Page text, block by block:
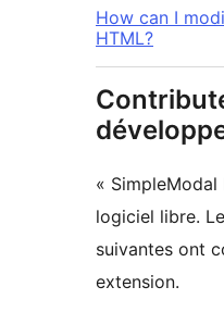
How can I
HTML?
«
logiciel libre.
suivantes ont
extension.